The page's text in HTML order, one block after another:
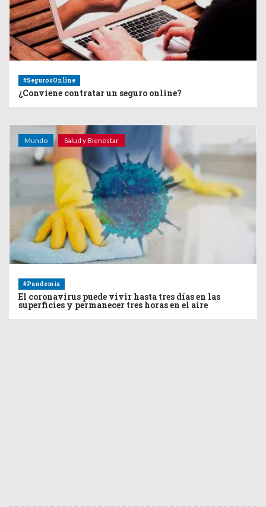
#SegurosOnline
¿Conviene contratar un seguro online?
Mundo Salud y Bienestar
#Pandemia
El coronavirus puede vivir hasta tres días en las
superficies y permanecer tres horas en el aire